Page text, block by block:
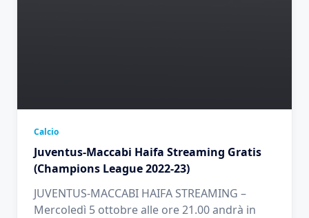
Calcio
Juventus-Maccabi Haifa Streaming Gratis
(Champions League 2022-23)
JUVENTUS-MACCABI HAIFA STREAMING –
Mercoledì 5 ottobre alle ore 21.00 andrà in